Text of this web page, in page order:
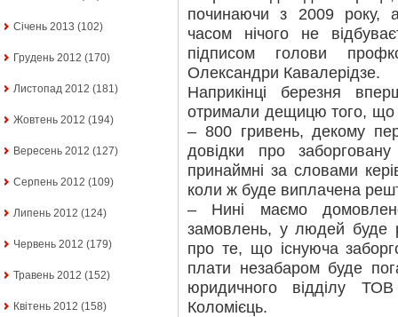
Січень 2013 (102)
Грудень 2012 (170)
Листопад 2012 (181)
Жовтень 2012 (194)
Вересень 2012 (127)
Серпень 2012 (109)
Липень 2012 (124)
Червень 2012 (179)
Травень 2012 (152)
Квітень 2012 (158)
починаючи з 2009 року,
часом нічого не
підписом голови
Олександри Кавалерідзе.
Наприкінці березня
отримали дещицю того, що
– 800 гривень, декому
довідки про
принаймні за словами
коли ж буде виплачена
– Нині маємо
замовлень, у людей буде
про те, що існуюча
плати незабаром буде
юридичного відділу
Коломієць.